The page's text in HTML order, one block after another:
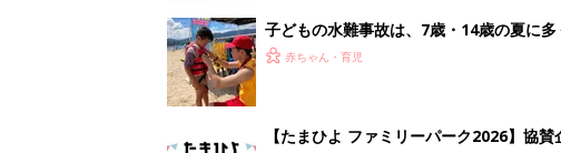
子どもの水難事故は、7歳・14歳の夏に
まねく【専門家】
赤ちゃん・育児
【たまひよ ファミリーパーク2026】協